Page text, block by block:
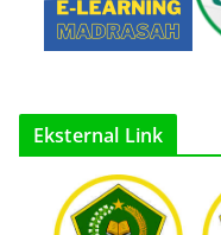
Eksternal Link